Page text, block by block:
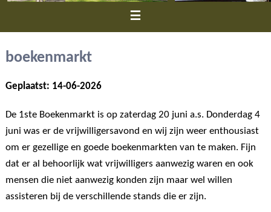
≡
boekenmarkt
Geplaatst: 14-06-2026
De 1ste Boekenmarkt is op zaterdag 20 juni a.s. Donderdag 4
juni was er de vrijwilligersavond en wij zijn weer enthousiast
om er gezellige en goede boekenmarkten van te maken. Fijn
dat er al behoorlijk wat vrijwilligers aanwezig waren en ook
mensen die niet aanwezig konden zijn maar wel willen
assisteren bij de verschillende stands die er zijn.